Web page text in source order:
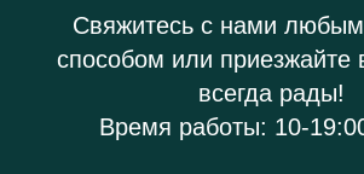
Свяжитесь с нами
способом или
всегда рады!
Время работы: 10-